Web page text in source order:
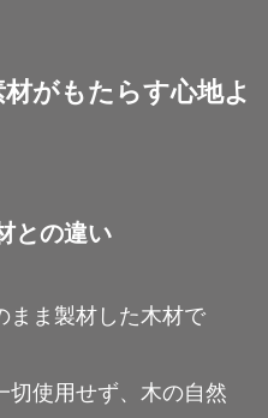
がもたらす心地よ
との違い
まま製材した木材で
切使用せず、木の自然